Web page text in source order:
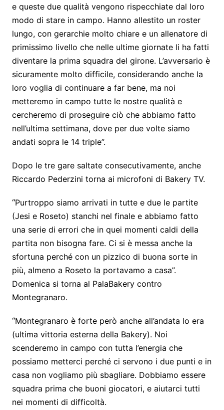
e queste due qualità vengono rispecchiate dal loro
modo di stare in campo. Hanno allestito un roster
lungo, con gerarchie molto chiare e un allenatore di
primissimo livello che nelle ultime giornate li ha fatti
diventare la prima squadra del girone. L’avversario è
sicuramente molto difficile, considerando anche la
loro voglia di continuare a far bene, ma noi
metteremo in campo tutte le nostre qualità e
cercheremo di proseguire ciò che abbiamo fatto
nell’ultima settimana, dove per due volte siamo
andati sopra le 14 triple”.
Dopo le tre gare saltate consecutivamente, anche
Riccardo Pederzini torna ai microfoni di Bakery TV.
“Purtroppo siamo arrivati in tutte e due le partite
(Jesi e Roseto) stanchi nel finale e abbiamo fatto
una serie di errori che in quei momenti caldi della
partita non bisogna fare. Ci si è messa anche la
sfortuna perché con un pizzico di buona sorte in
più, almeno a Roseto la portavamo a casa”.
Domenica si torna al PalaBakery contro
Montegranaro.
“Montegranaro è forte però anche all’andata lo era
(ultima vittoria esterna della Bakery). Noi
scenderemo in campo con tutta l’energia che
possiamo metterci perché ci servono i due punti e in
casa non vogliamo più sbagliare. Dobbiamo essere
squadra prima che buoni giocatori, e aiutarci tutti
nei momenti di difficoltà.